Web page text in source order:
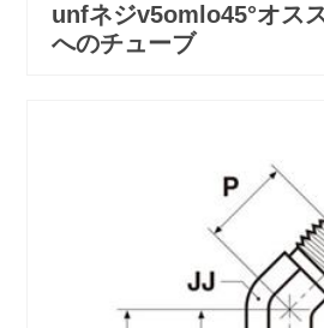
unfネジv5omlo45°オス
へのチューブ